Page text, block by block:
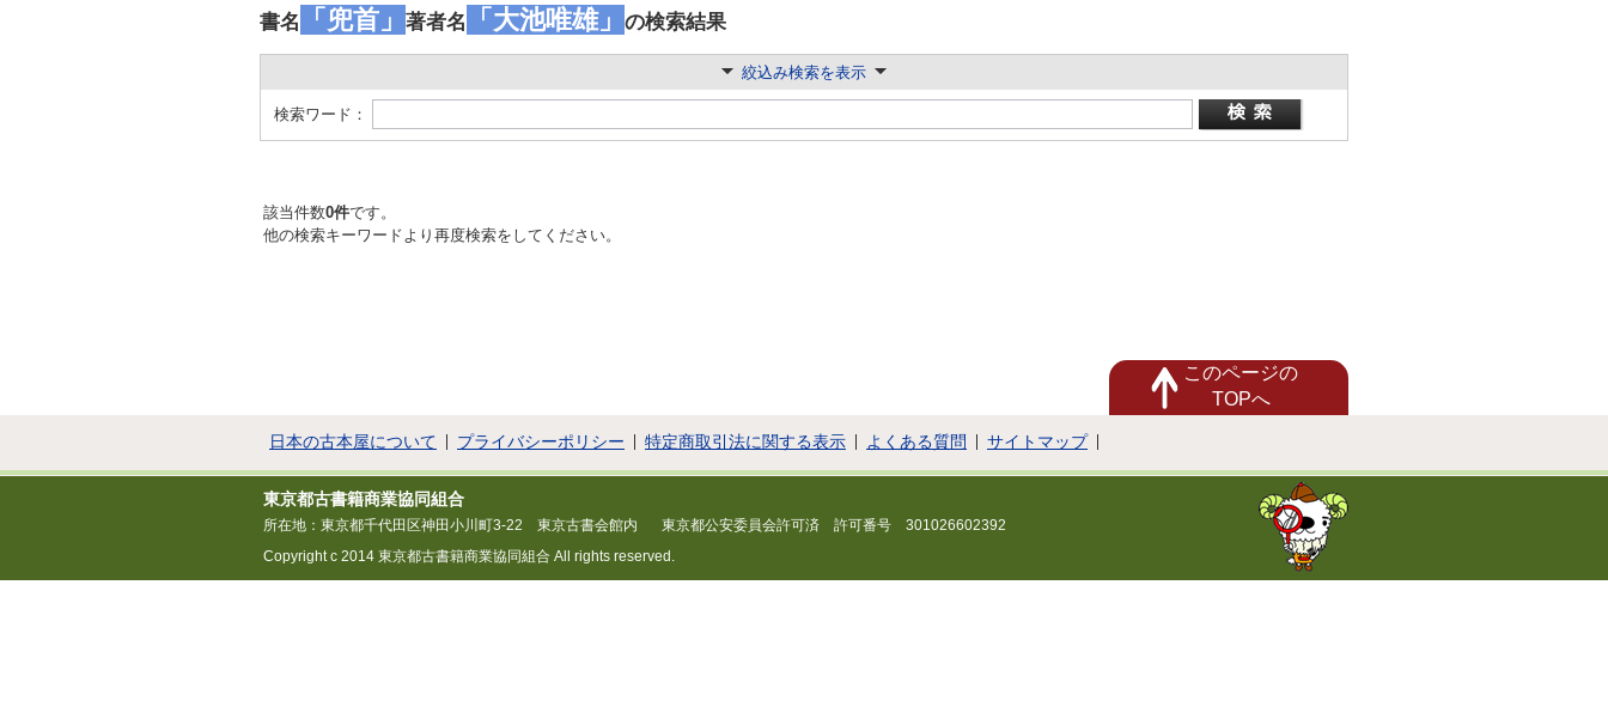
書名 「兜首」 著者名 「大池唯雄」 の検索結果
絞込み検索を表示
検索ワード：
該当件数0件です。
他の検索キーワードより再度検索をしてください。
このページの
TOPへ
日本の古本屋について プライバシーポリシー 特定商取引法に関する表示 よくある質問 サイトマップ
東京都古書籍商業協同組合
所在地：東京都千代田区神田小川町3-22 東京古書会館内
東京都公安委員会許可済 許可番号 301026602392
Copyright c 2014 東京都古書籍商業協同組合 All rights reserved.